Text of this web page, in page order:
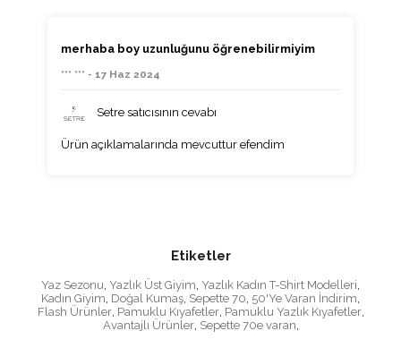
merhaba boy uzunluğunu öğrenebilirmiyim
*** *** - 17 Haz 2024
Setre satıcısının cevabı
Ürün açıklamalarında mevcuttur efendim
Etiketler
Yaz Sezonu, Yazlık Üst Giyim, Yazlık Kadın T-Shirt Modelleri,
Kadın Giyim, Doğal Kumaş, Sepette 70, 50'Ye Varan İndirim,
Flash Ürünler, Pamuklu Kıyafetler, Pamuklu Yazlık Kıyafetler,
Avantajlı Ürünler, Sepette 70e varan,